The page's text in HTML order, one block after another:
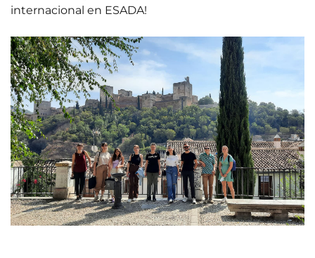
internacional en ESADA!
17 Junio 2026
Horario y
acceso al
01 Junio 2026
Estudiantes
de Diseño
Gráfico
participan